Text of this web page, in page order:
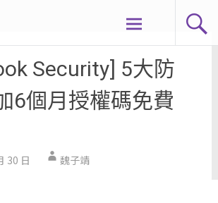
Security] 5大防
6個月授權碼免費
30 日 魏子靖